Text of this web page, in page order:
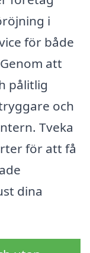
i
för både
att
pålitlig
och
Tveka
för att få
dina